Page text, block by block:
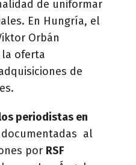
de uniformar
En Hungría, el
Orbán
oferta
de
periodistas en
documentadas al
por RSF